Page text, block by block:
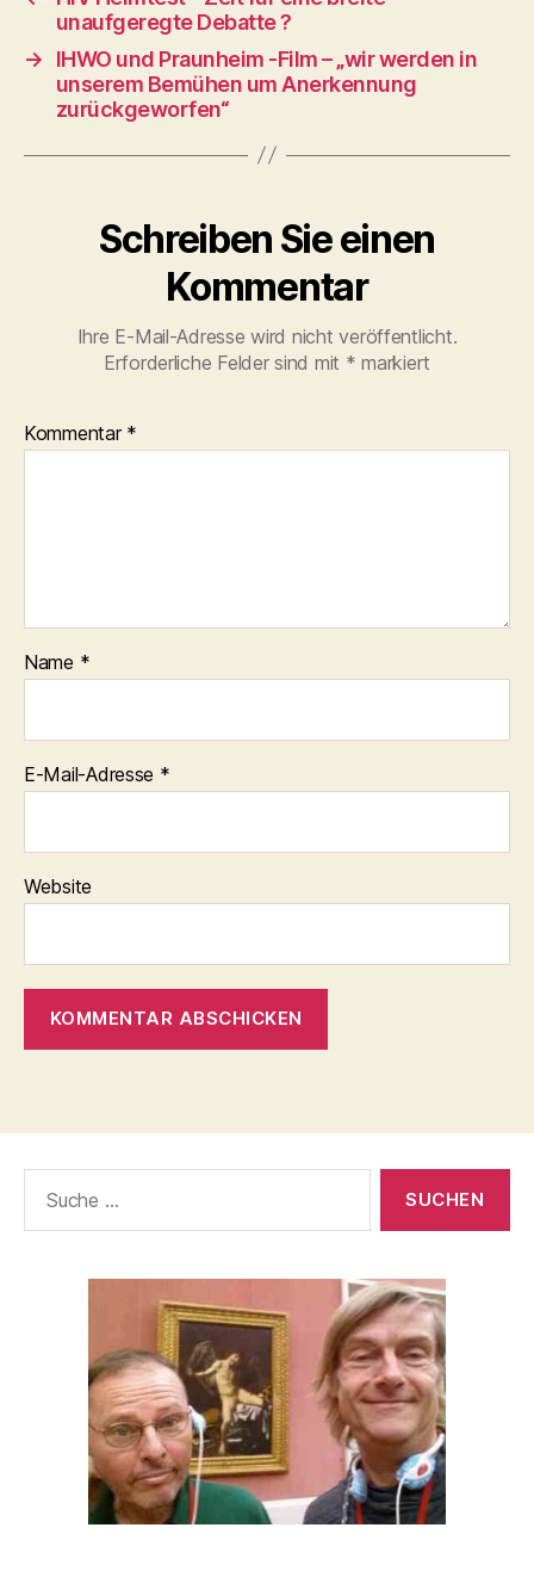
unaufgeregte Debatte ?
→
IHWO und Praunheim -Film – „wir werden in
unserem Bemühen um Anerkennung
zurückgeworfen“
Schreiben Sie einen
Kommentar
Ihre E-Mail-Adresse wird nicht veröffentlicht.
Erforderliche Felder sind mit * markiert
Kommentar *
Name *
E-Mail-Adresse *
Website
nach: